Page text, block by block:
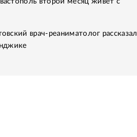
врач-реаниматолог рассказал